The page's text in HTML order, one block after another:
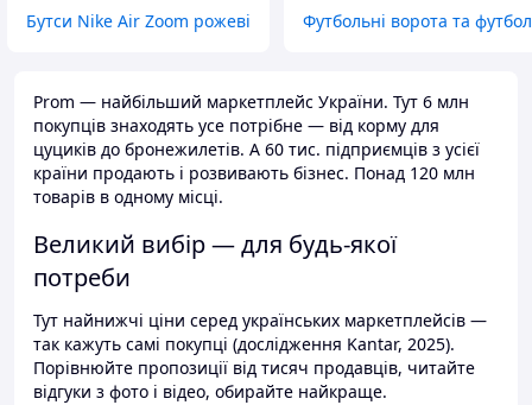
Бутси Nike Air Zoom рожеві Футбольні ворота та
Prom — найбільший маркетплейс України. Тут 6 млн
покупців знаходять усе потрібне — від корму для
цуциків до бронежилетів. А 60 тис. підприємців з усієї
країни продають і розвивають бізнес. Понад 120 млн
товарів в одному місці.
Великий вибір — для будь-якої
потреби
Тут найнижчі ціни серед українських маркетплейсів —
так кажуть самі покупці (дослідження Kantar, 2025).
Порівнюйте пропозиції від тисяч продавців, читайте
відгуки з фото і відео, обирайте найкраще.